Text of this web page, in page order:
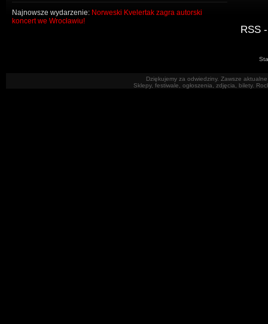
Najnowsze wydarzenie: Norweski Kvelertak zagra autorski
koncert we Wrocławiu!
RSS
Dziękujemy za odwiedziny. Zawsze
Sklepy, festiwale, ogłoszenia, zdjęcia, bilety.